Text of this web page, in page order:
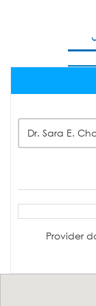
Dr. Sara E.
Provider